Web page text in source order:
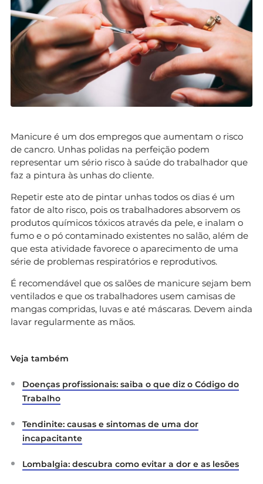
Manicure é um dos empregos que aumentam o risco
de cancro. Unhas polidas na perfeição podem
representar um sério risco à saúde do trabalhador que
faz a pintura às unhas do cliente.
Repetir este ato de pintar unhas todos os dias é um
fator de alto risco, pois os trabalhadores absorvem os
produtos químicos tóxicos através da pele, e inalam o
fumo e o pó contaminado existentes no salão, além de
que esta atividade favorece o aparecimento de uma
série de problemas respiratórios e reprodutivos.
É recomendável que os salões de manicure sejam bem
ventilados e que os trabalhadores usem camisas de
mangas compridas, luvas e até máscaras. Devem ainda
lavar regularmente as mãos.
Veja também
Doenças profissionais: saiba o que diz o Código do
Trabalho
Tendinite: causas e sintomas de uma dor
incapacitante
Lombalgia: descubra como evitar a dor e as lesões